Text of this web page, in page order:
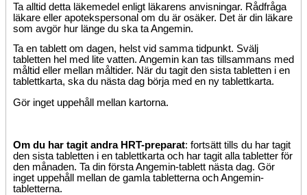
Ta alltid detta läkemedel enligt läkarens anvisningar. Rådfråga
läkare eller apotekspersonal om du är osäker. Det är din läkare
som avgör hur länge du ska ta Angemin.
Ta en tablett om dagen, helst vid samma tidpunkt. Svälj
tabletten hel med lite vatten. Angemin kan tas tillsammans med
måltid eller mellan måltider. När du tagit den sista tabletten i en
tablettkarta, ska du nästa dag börja med en ny tablettkarta.
Gör inget uppehåll mellan kartorna.
Om du har tagit andra HRT-preparat: fortsätt tills du har tagit
den sista tabletten i en tablettkarta och har tagit alla tabletter för
den månaden. Ta din första Angemin-tablett nästa dag. Gör
inget uppehåll mellan de gamla tabletterna och Angemin-
tabletterna.